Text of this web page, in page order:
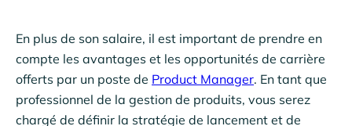
En plus de son salaire, il est important de prendre en
compte les avantages et les opportunités de carrière
offerts par un poste de Product Manager. En tant que
professionnel de la gestion de produits, vous serez
chargé de définir la stratégie de lancement et de